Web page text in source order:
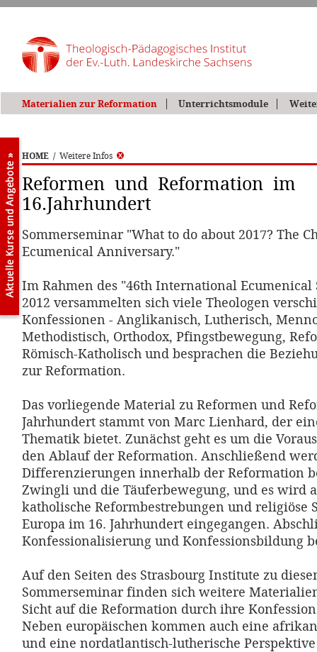
Materialien zur Reformation Unterrichtsmodule
HOME / Weitere Infos
Reformen und Reformation im
16.Jahrhundert
Sommerseminar "What to do about 2017? The
Ecumenical Anniversary."
Im Rahmen des "46th International
2012 versammelten sich viele Theologen
Konfessionen - Anglikanisch, Lutherisch,
Methodistisch, Orthodox, Pfingstbewegung,
Römisch-Katholisch und besprachen die
zur Reformation.
Das vorliegende Material zu Reformen und
Jahrhundert stammt von Marc Lienhard, der
Thematik bietet. Zunächst geht es um die
den Ablauf der Reformation. Anschließend
Differenzierungen innerhalb der Reformation
Zwingli und die Täuferbewegung, und es wird
katholische Reformbestrebungen und religiöse
Europa im 16. Jahrhundert eingegangen.
Konfessionalisierung und Konfessionsbildung
Auf den Seiten des Strasbourg Institute zu
Sommerseminar finden sich weitere
Sicht auf die Reformation durch ihre
Neben europäischen kommen auch eine
und eine nordatlantisch-lutherische